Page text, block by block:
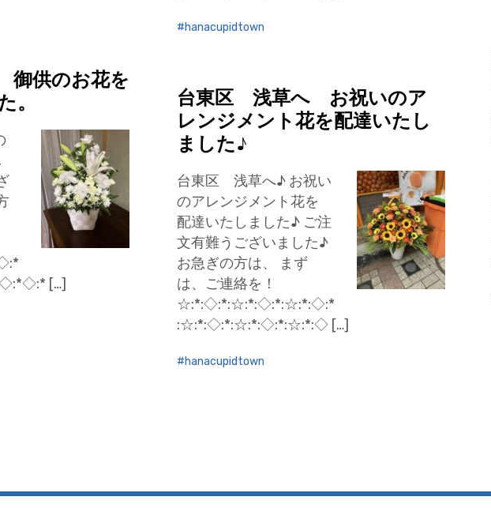
hanacupidtown
供のお花を
。
[…]
台東区 浅草へ お祝いのア
レンジメント花を配達いたし
ました♪
台東区 浅草へ♪ お祝い
のアレンジメント花を
配達いたしました♪ ご注
文有難うございました♪
お急ぎの方は、 まず
は、ご連絡を！
☆:*:◇:*:☆:*:◇:*:☆:*:◇:*
:☆:*:◇:*:☆:*:◇:*:☆:*:◇ […]
hanacupidtown